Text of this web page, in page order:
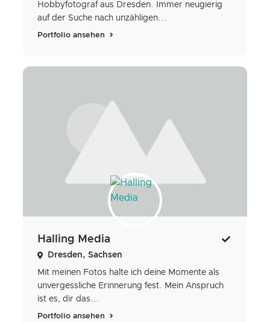
Hobbyfotograf aus Dresden. Immer neugierig
auf der Suche nach unzähligen...
Portfolio ansehen
Halling Media
Dresden, Sachsen
Mit meinen Fotos halte ich deine Momente als
unvergessliche Erinnerung fest. Mein Anspruch
ist es, dir das...
Portfolio ansehen